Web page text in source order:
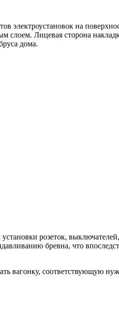
электроустановок на
Лицевая сторона
дома.
розеток,
бревна, что
вагонку, соответствующую